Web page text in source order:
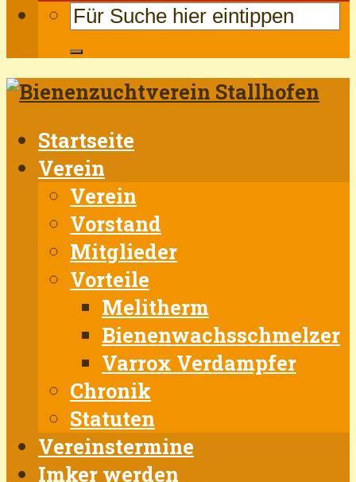
Startseite
Verein
Verein
Vorstand
Mitglieder
Vorteile
Melitherm
Bienenwachsschmelzer
Varrox Verdampfer
Chronik
Statuten
Vereinstermine
Imker werden